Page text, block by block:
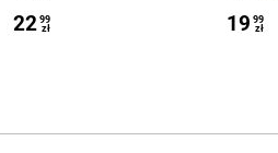
22 99
zł
19 99
zł